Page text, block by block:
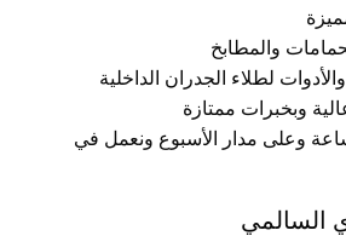
والمطابخ
لطلاء الجدران الداخلية
وبخبرات ممتازة
على مدار 24 ساعة وعلى مدار الأسبوع ونعمل في
السالمي